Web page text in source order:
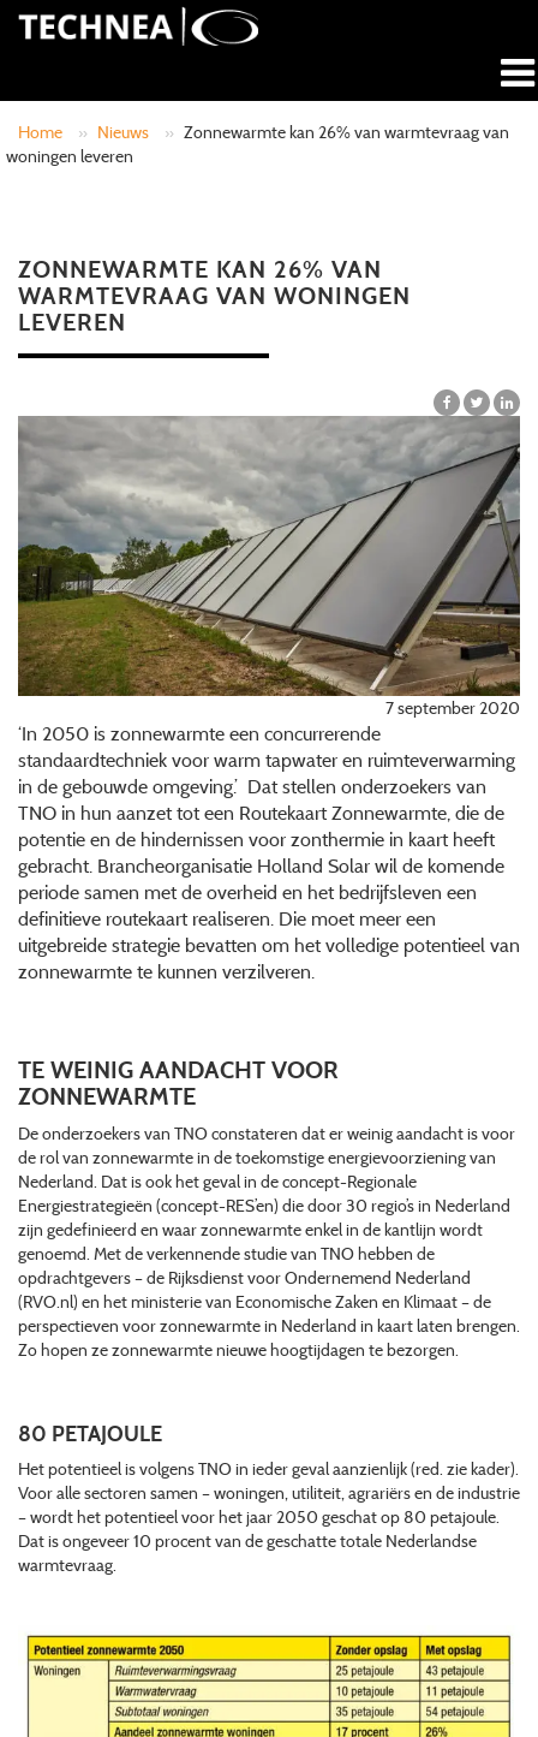
Home » Nieuws » Zonnewarmte kan 26% van warmtevraag van
woningen leveren
ZONNEWARMTE KAN 26% VAN
WARMTEVRAAG VAN WONINGEN
LEVEREN
7 september 2020
‘In 2050 is zonnewarmte een concurrerende
standaardtechniek voor warm tapwater en ruimteverwarming
in de gebouwde omgeving.’ Dat stellen onderzoekers van
TNO in hun aanzet tot een Routekaart Zonnewarmte, die de
potentie en de hindernissen voor zonthermie in kaart heeft
gebracht. Brancheorganisatie Holland Solar wil de komende
periode samen met de overheid en het bedrijfsleven een
definitieve routekaart realiseren. Die moet meer een
uitgebreide strategie bevatten om het volledige potentieel van
zonnewarmte te kunnen verzilveren.
TE WEINIG AANDACHT VOOR
ZONNEWARMTE
De onderzoekers van TNO constateren dat er weinig aandacht is voor
de rol van zonnewarmte in de toekomstige energievoorziening van
Nederland. Dat is ook het geval in de concept-Regionale
Energiestrategieën (concept-RES’en) die door 30 regio’s in Nederland
zijn gedefinieerd en waar zonnewarmte enkel in de kantlijn wordt
genoemd. Met de verkennende studie van TNO hebben de
opdrachtgevers – de Rijksdienst voor Ondernemend Nederland
(RVO.nl) en het ministerie van Economische Zaken en Klimaat – de
perspectieven voor zonnewarmte in Nederland in kaart laten brengen.
Zo hopen ze zonnewarmte nieuwe hoogtijdagen te bezorgen.
80 PETAJOULE
Het potentieel is volgens TNO in ieder geval aanzienlijk (red. zie kader).
Voor alle sectoren samen – woningen, utiliteit, agrariërs en de industrie
– wordt het potentieel voor het jaar 2050 geschat op 80 petajoule.
Dat is ongeveer 10 procent van de geschatte totale Nederlandse
warmtevraag.